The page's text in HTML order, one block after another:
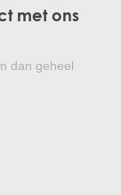
met ons
dan geheel